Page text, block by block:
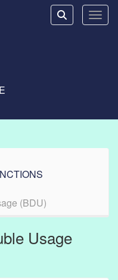
Rechercher
(BDU)
Usage